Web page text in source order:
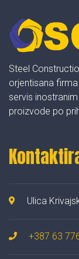
Steel
orjentisana
servis
proizvode po
Ulica
+387 63